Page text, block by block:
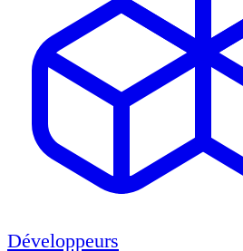
Développeurs